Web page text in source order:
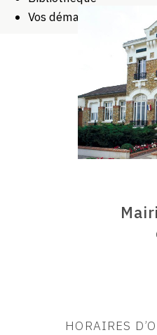
Vos démarches
HORAIRES